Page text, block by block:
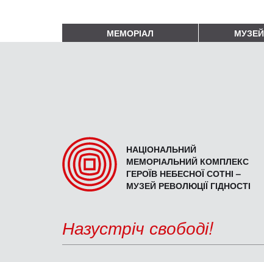
МЕМОРІАЛ МУЗЕЙ
НАЦІОНАЛЬНИЙ
МЕМОРІАЛЬНИЙ КОМПЛЕКС
ГЕРОЇВ НЕБЕСНОЇ СОТНІ –
МУЗЕЙ РЕВОЛЮЦІЇ ГІДНОСТІ
Назустріч свободі!